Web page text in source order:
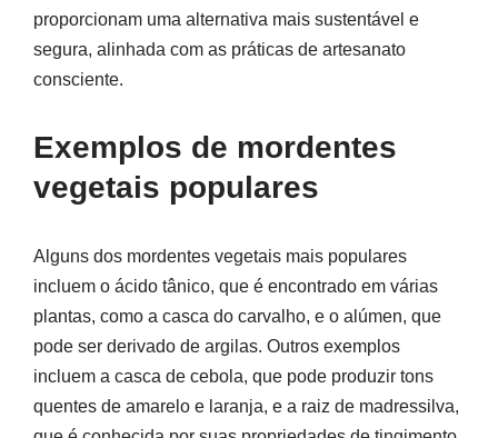
proporcionam uma alternativa mais sustentável e
segura, alinhada com as práticas de artesanato
consciente.
Exemplos de mordentes
vegetais populares
Alguns dos mordentes vegetais mais populares
incluem o ácido tânico, que é encontrado em várias
plantas, como a casca do carvalho, e o alúmen, que
pode ser derivado de argilas. Outros exemplos
incluem a casca de cebola, que pode produzir tons
quentes de amarelo e laranja, e a raiz de madressilva,